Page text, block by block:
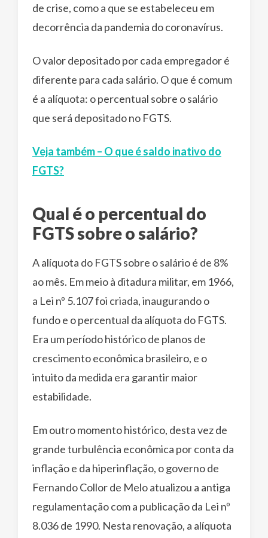
de crise, como a que se estabeleceu em
decorrência da pandemia do coronavírus.
O valor depositado por cada empregador é
diferente para cada salário. O que é comum
é a alíquota: o percentual sobre o salário
que será depositado no FGTS.
Veja também – O que é saldo inativo do
FGTS?
Qual é o percentual do
FGTS sobre o salário?
A alíquota do FGTS sobre o salário é de 8%
ao mês. Em meio à ditadura militar, em 1966,
a Lei nº 5.107 foi criada, inaugurando o
fundo e o percentual da alíquota do FGTS.
Era um período histórico de planos de
crescimento econômica brasileiro, e o
intuito da medida era garantir maior
estabilidade.
Em outro momento histórico, desta vez de
grande turbulência econômica por conta da
inflação e da hiperinflação, o governo de
Fernando Collor de Melo atualizou a antiga
regulamentação com a publicação da Lei nº
8.036 de 1990. Nesta renovação, a alíquota